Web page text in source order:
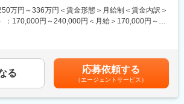
て】
工場」「富山工場」「足利工場」「西根工場」の4
】
特記事項：
てきた匠の技と最新テクノロジーを融合させた技
くりを実践し、当社ならではの製品を提供してい
万円～336万円＜賃金形態＞月給制＜賃金内訳＞
：170,000円～240,000円＜月給＞170,000円～
2回／計1.50ヶ月分（前年度実績）賃金はあくまで
あり、選考を通じて上下する可能性があります。
手当を含めた表記です。
る 応募依頼する
（エージェントサービス）